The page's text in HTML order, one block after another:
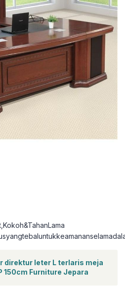
direktur leter L terlaris meja
150cm Furniture Jepara